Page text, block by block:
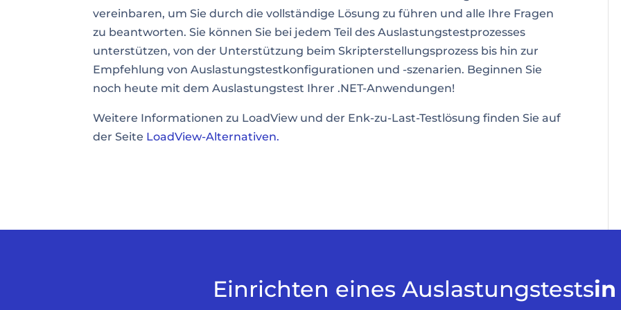
vereinbaren, um Sie durch die vollständige Lösung zu führen und alle Ihre Fragen
zu beantworten. Sie können Sie bei jedem Teil des Auslastungstestprozesses
unterstützen, von der Unterstützung beim Skripterstellungsprozess bis hin zur
Empfehlung von Auslastungstestkonfigurationen und -szenarien. Beginnen Sie
noch heute mit dem Auslastungstest Ihrer .NET-Anwendungen!
Weitere Informationen zu LoadView und der Enk-zu-Last-Testlösung finden Sie auf
der Seite LoadView-Alternativen.
Einrichten eines Auslastungstestsin